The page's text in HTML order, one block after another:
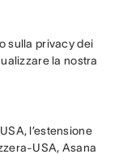
sulla privacy dei
la nostra
l’estensione
USA, Asana